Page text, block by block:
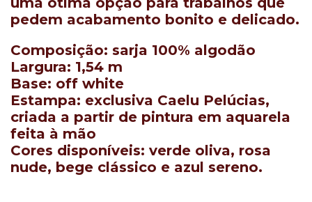
pedem acabamento bonito e delicado.
Composição: sarja 100% algodão
Largura: 1,54 m
Base: off white
Estampa: exclusiva Caelu Pelúcias,
criada a partir de pintura em aquarela
feita à mão
Cores disponíveis: verde oliva, rosa
nude, bege clássico e azul sereno.